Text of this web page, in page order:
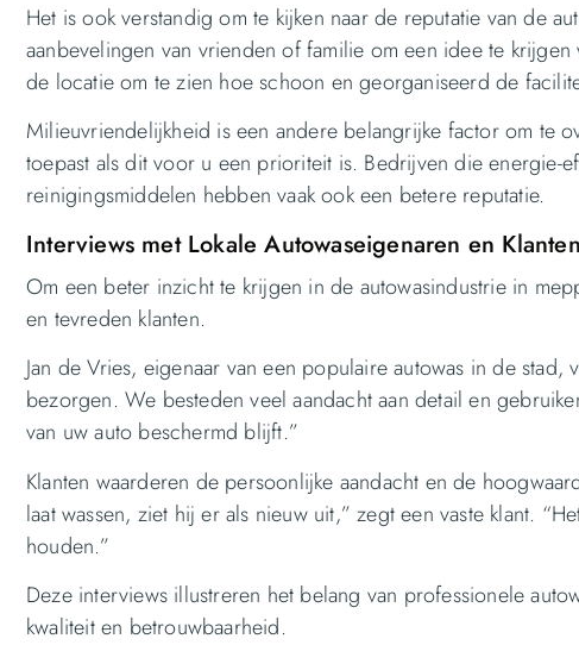
Het is ook verstandig om te kijken naar de reputatie van de
aanbevelingen van vrienden of familie om een idee te
de locatie om te zien hoe schoon en georganiseerd de
Milieuvriendelijkheid is een andere belangrijke factor om te
toepast als dit voor u een prioriteit is. Bedrijven die
reinigingsmiddelen hebben vaak ook een betere reputatie.
Interviews met Lokale Autowaseigenaren en Klanten
Om een beter inzicht te krijgen in de autowasindustrie in
en tevreden klanten.
Jan de Vries, eigenaar van een populaire autowas in de
bezorgen. We besteden veel aandacht aan detail en
van uw auto beschermd blijft.”
Klanten waarderen de persoonlijke aandacht en de
laat wassen, ziet hij er als nieuw uit,” zegt een vaste klant.
houden.”
Deze interviews illustreren het belang van professionele
kwaliteit en betrouwbaarheid.